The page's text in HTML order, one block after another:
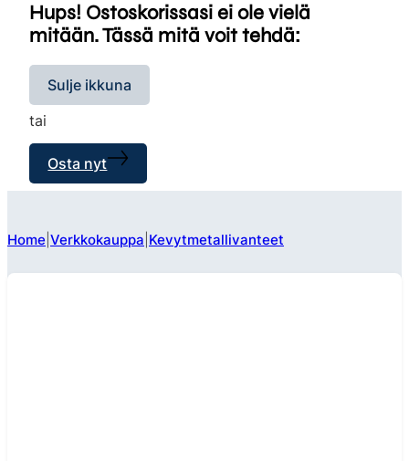
Hups! Ostoskorissasi ei ole vielä
mitään. Tässä mitä voit tehdä:
Sulje ikkuna
tai
Osta nyt
Home Verkkokauppa Kevytmetallivanteet